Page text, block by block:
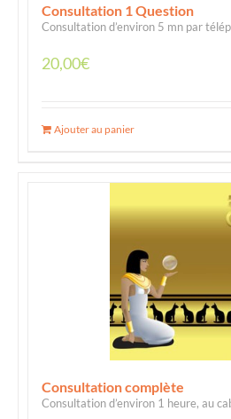
Consultation 1 Question
Consultation d’environ 5 mn par
20,00€
Ajouter au panier
Consultation complète
Consultation d’environ 1 heure, au